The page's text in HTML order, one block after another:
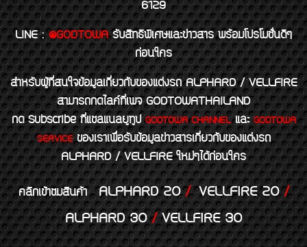
6129
LINE : @GODTOWA รับสิทธิพิเศษและข่าวสาร พร้อมโปรโมชั่นดีๆ
ก่อนใคร
สำหรับผู้ที่สนใจข้อมูลเกี่ยวกับของแต่งรถ ALPHARD / VELLFIRE
สามารถกดไลค์ที่เพจ GODTOWATHAILAND
กด Subscribe ที่แชลแนลยูทูปGODTOWA CHANNELและGODTOWA
SERVICEของเราเพื่อรับข้อมูลข่าวสารเกี่ยวกับของแต่งรถ
ALPHARD / VELLFIRE ใหม่ๆได้ก่อนใคร
คลิกเข้าชมสินค้า ALPHARD 20/VELLFIRE 20/
ALPHARD 30/VELLFIRE 30